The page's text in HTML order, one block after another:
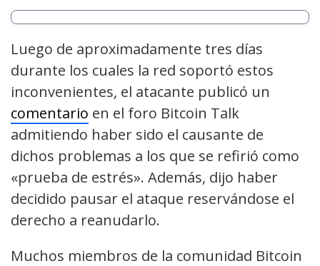
Luego de aproximadamente tres días
durante los cuales la red soportó estos
inconvenientes, el atacante publicó un
comentario en el foro Bitcoin Talk
admitiendo haber sido el causante de
dichos problemas a los que se refirió como
«prueba de estrés». Además, dijo haber
decidido pausar el ataque reservándose el
derecho a reanudarlo.
Muchos miembros de la comunidad Bitcoin